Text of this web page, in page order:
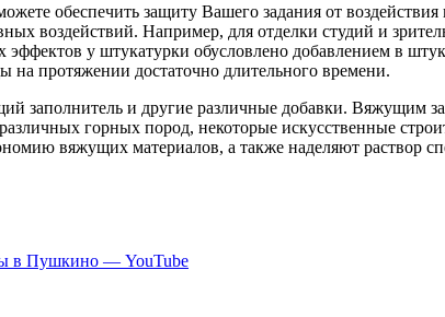
обеспечить защиту Вашего задания от
воздействий. Например, для отделки студий и
у штукатурки обусловлено добавлением в
протяжении достаточно длительного времени.
заполнитель и другие различные добавки. Вяжущим
горных пород, некоторые искусственные
вяжущих материалов, а также наделяют раствор
в Пушкино — YouTube